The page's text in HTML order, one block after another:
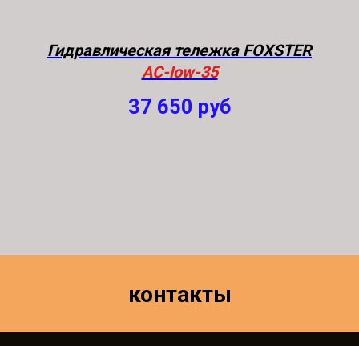
Гидравлическая тележка FOXSTER
AC-low-35
37 650 руб
контакты